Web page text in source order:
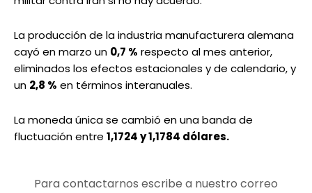
La producción de la industria manufacturera alemana
cayó en marzo un 0,7 % respecto al mes anterior,
eliminados los efectos estacionales y de calendario, y
un 2,8 % en términos interanuales.
La moneda única se cambió en una banda de
fluctuación entre 1,1724 y 1,1784 dólares.
Para contactarnos escribe a nuestro correo